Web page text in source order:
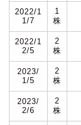
2022/1
1/7
1
株
2022/1
2/5
2
株
2023/
1/5
2
株
2023/
2/6
2
株